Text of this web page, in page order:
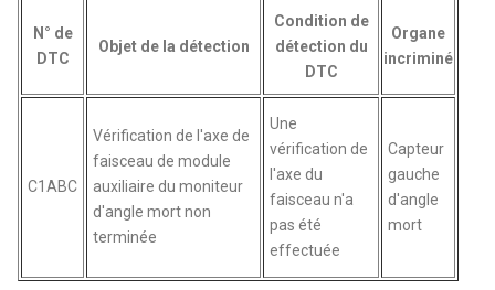
N° de
DTC
Objet de la détection
Condition de
détection du
DTC
Organe
incriminé
C1ABC
Vérification de l'axe de
faisceau de module
auxiliaire du moniteur
d'angle mort non
terminée
Une
vérification de
l'axe du
faisceau n'a
pas été
effectuée
Capteur
gauche
d'angle
mort